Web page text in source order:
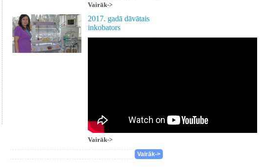
Vairāk->
2017. gadā dāvātais
inkobators
Vairāk->
Vairāk->